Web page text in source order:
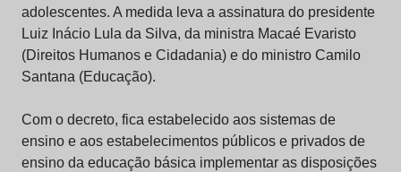
adolescentes. A medida leva a assinatura do presidente
Luiz Inácio Lula da Silva, da ministra Macaé Evaristo
(Direitos Humanos e Cidadania) e do ministro Camilo
Santana (Educação).
Com o decreto, fica estabelecido aos sistemas de
ensino e aos estabelecimentos públicos e privados de
ensino da educação básica implementar as disposições